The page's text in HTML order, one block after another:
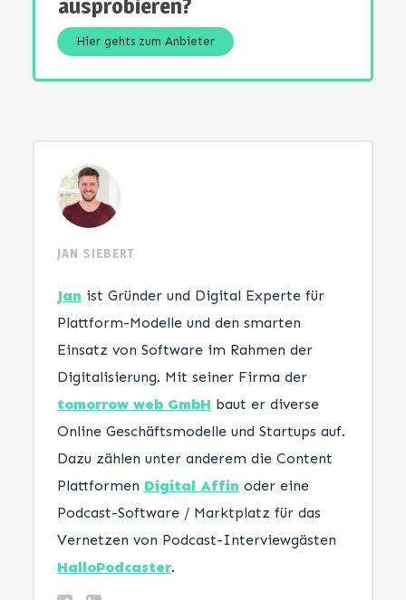
ausprobieren?
Hier gehts zum Anbieter
JAN SIEBERT
Jan ist Gründer und Digital Experte für
Plattform-Modelle und den smarten
Einsatz von Software im Rahmen der
Digitalisierung. Mit seiner Firma der
tomorrow web GmbH baut er diverse
Online Geschäftsmodelle und Startups auf.
Dazu zählen unter anderem die Content
Plattformen Digital Affin oder eine
Podcast-Software / Marktplatz für das
Vernetzen von Podcast-Interviewgästen
HalloPodcaster.